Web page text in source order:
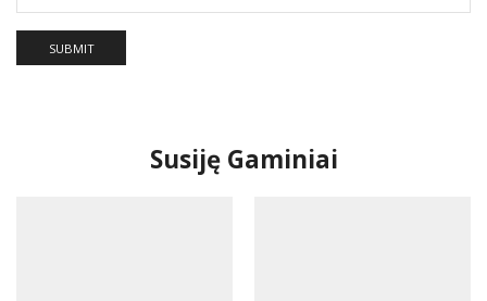
Susiję Gaminiai